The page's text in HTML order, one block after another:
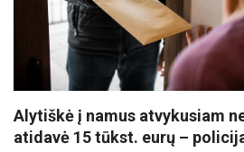
Alytiškė į namus atvykusiam
atidavė 15 tūkst. eurų –